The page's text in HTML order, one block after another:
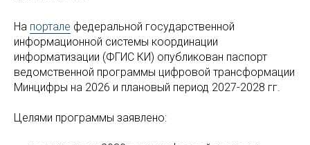
На портале федеральной государственной
информационной системы координации
информатизации (ФГИС КИ) опубликован паспорт
ведомственной программы цифровой трансформации
Минцифры на 2026 и плановый период 2027-2028 гг.
Целями программы заявлено: